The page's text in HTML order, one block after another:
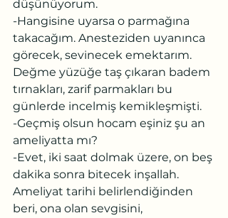
düşünüyorum.
-Hangisine uyarsa o parmağına
takacağım. Anesteziden uyanınca
görecek, sevinecek emektarım.
Değme yüzüğe taş çıkaran badem
tırnakları, zarif parmakları bu
günlerde incelmiş kemikleşmişti.
-Geçmiş olsun hocam eşiniz şu an
ameliyatta mı?
-Evet, iki saat dolmak üzere, on beş
dakika sonra bitecek inşallah.
Ameliyat tarihi belirlendiğinden
beri, ona olan sevgisini,